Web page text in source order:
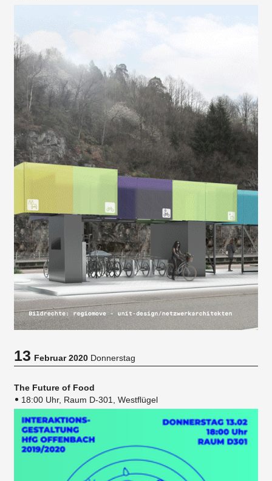
13Februar 2020 Donnerstag
The Future of Food
18:00 Uhr, Raum D-301, Westflügel